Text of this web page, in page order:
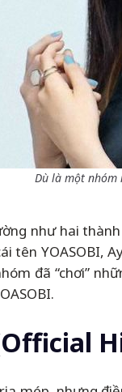
Dù là một nhóm
như hai
tên YOASOBI,
đã “chơi”